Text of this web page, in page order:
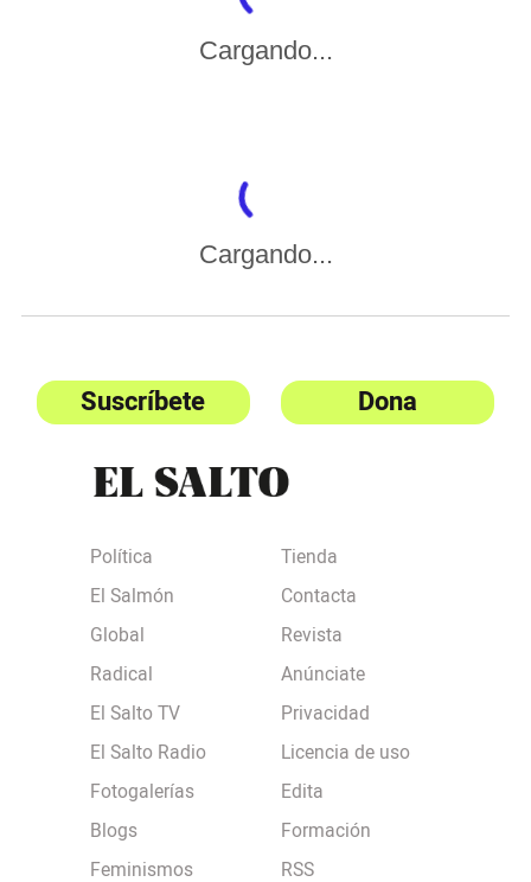
Cargando...
Cargando...
Suscríbete Dona
Política
El Salmón
Global
Radical
El Salto TV
El Salto Radio
Fotogalerías
Blogs
Feminismos
Tienda
Contacta
Revista
Anúnciate
Privacidad
Licencia de uso
Edita
Formación
RSS